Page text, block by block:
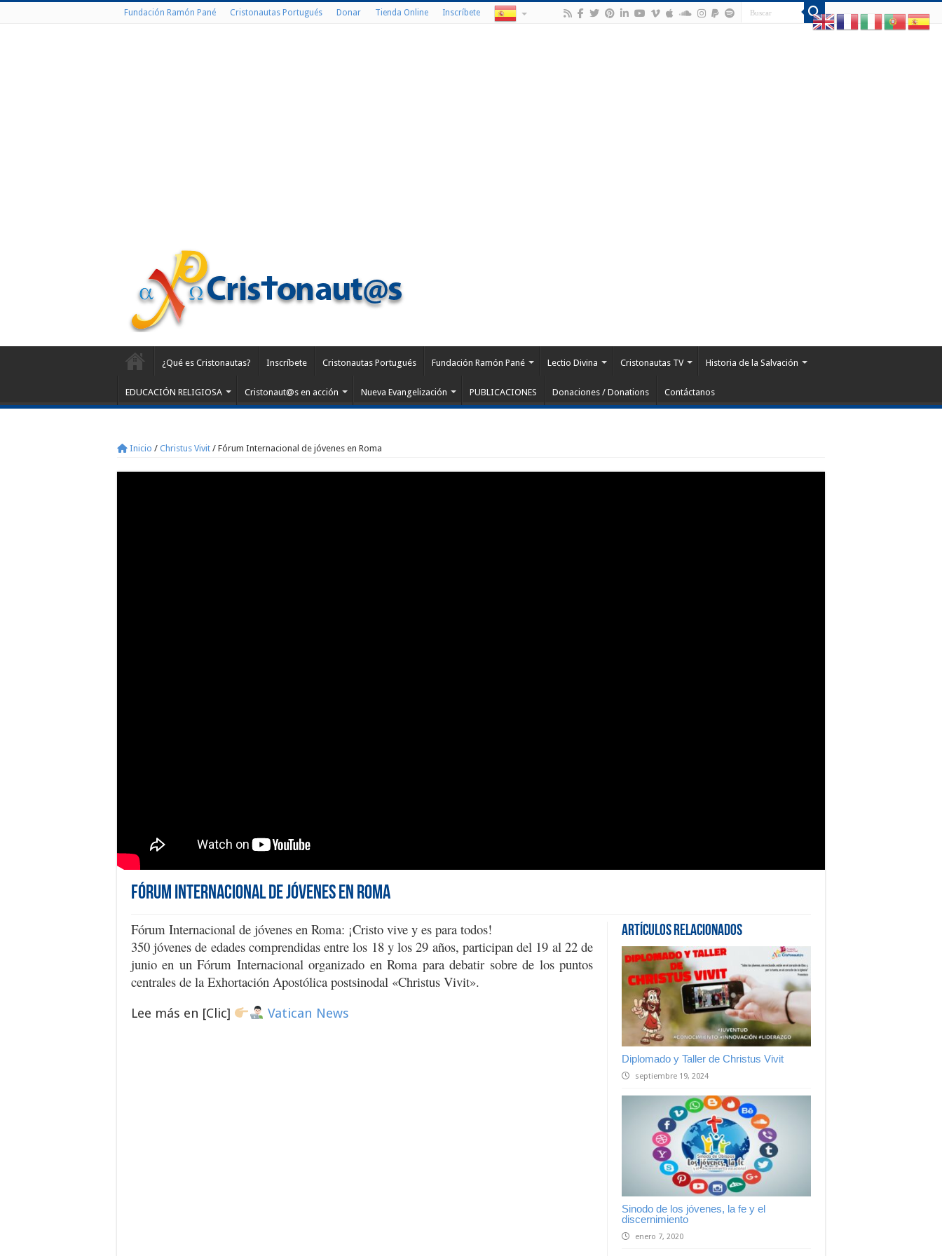
Fundación Ramón Pané Cristonautas Portugués Donar Tienda Online Inscríbete
¿Qué es Cristonautas? Inscríbete Cristonautas Portugués Fundación Ramón Pané Lectio Divina Cristonautas TV Historia de la Salvación
EDUCACIÓN RELIGIOSA Cristonaut@s en acción Nueva Evangelización PUBLICACIONES Donaciones / Donations Contáctanos
Inicio / Christus Vivit / Fórum Internacional de jóvenes en Roma
Fórum Internacional de jóvenes en Roma
Artículos Relacionados
Diplomado y Taller de Christus Vivit
septiembre 19, 2024
Sinodo de los jóvenes, la fe y el
discernimiento
enero 7, 2020
Fórum Internacional de jóvenes en Roma: ¡Cristo vive y es para todos!
350 jóvenes de edades comprendidas entre los 18 y los 29 años, participan del 19 al 22 de
junio en un Fórum Internacional organizado en Roma para debatir sobre de los puntos
centrales de la Exhortación Apostólica postsinodal «Christus Vivit».
Lee más en [Clic] Vatican News